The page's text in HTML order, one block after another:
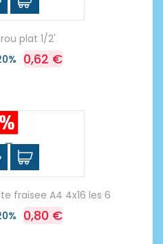
plat 1/2'
0,62 €
fraisee A4 4x16 les 6
0,80 €